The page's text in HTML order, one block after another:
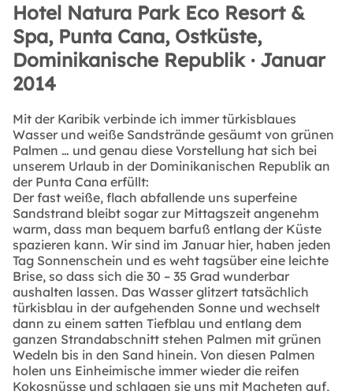
Hotel Natura Park Eco Resort &
Spa, Punta Cana, Ostküste,
Dominikanische Republik · Januar
2014
Mit der Karibik verbinde ich immer türkisblaues
Wasser und weiße Sandstrände gesäumt von grünen
Palmen … und genau diese Vorstellung hat sich bei
unserem Urlaub in der Dominikanischen Republik an
der Punta Cana erfüllt:
Der fast weiße, flach abfallende uns superfeine
Sandstrand bleibt sogar zur Mittagszeit angenehm
warm, dass man bequem barfuß entlang der Küste
spazieren kann. Wir sind im Januar hier, haben jeden
Tag Sonnenschein und es weht tagsüber eine leichte
Brise, so dass sich die 30 – 35 Grad wunderbar
aushalten lassen. Das Wasser glitzert tatsächlich
türkisblau in der aufgehenden Sonne und wechselt
dann zu einem satten Tiefblau und entlang dem
ganzen Strandabschnitt stehen Palmen mit grünen
Wedeln bis in den Sand hinein. Von diesen Palmen
holen uns Einheimische immer wieder die reifen
Kokosnüsse und schlagen sie uns mit Macheten auf,